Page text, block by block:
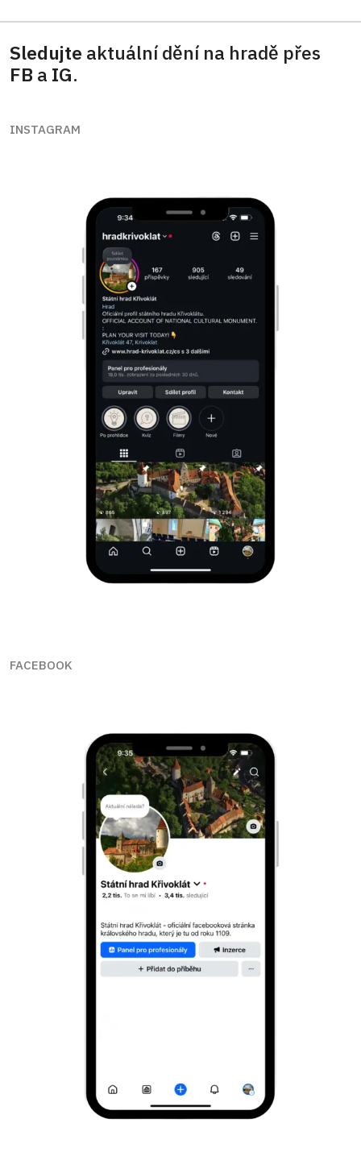
Sledujte aktuální dění na hradě přes
FB a IG.
INSTAGRAM
FACEBOOK